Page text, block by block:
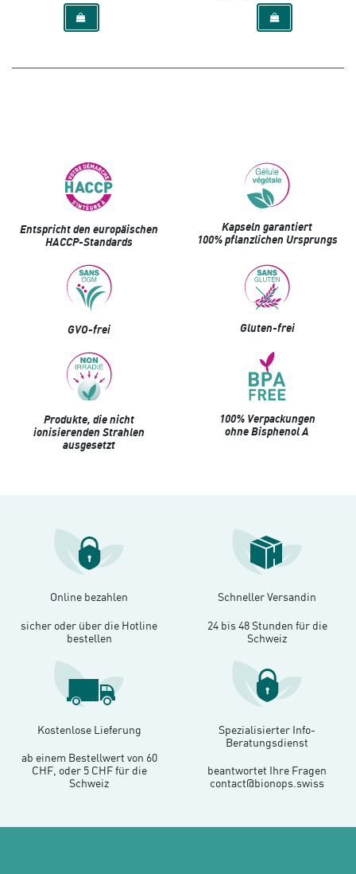
Entspricht den europäischen
HACCP-Standards
Kapseln garantiert
100% pflanzlichen Ursprungs
GVO-frei Gluten-frei
Produkte, die nicht
ionisierenden Strahlen
ausgesetzt
100% Verpackungen
ohne Bisphenol A
Online bezahlen
sicher oder über die Hotline
bestellen
Schneller Versandin
24 bis 48 Stunden für die
Schweiz
Kostenlose Lieferung
ab einem Bestellwert von 60
CHF, oder 5 CHF für die
Schweiz
Spezialisierter Info-
Beratungsdienst
beantwortet Ihre Fragen
contact@bionops.swiss